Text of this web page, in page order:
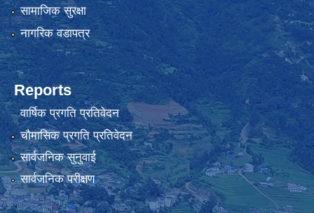
सामाजिक सुरक्षा
नागरिक वडापत्र
Reports
वार्षिक प्रगति प्रतिवेदन
चौमासिक प्रगति प्रतिवेदन
सार्वजनिक सुनुवाई
सार्वजनिक परीक्षण